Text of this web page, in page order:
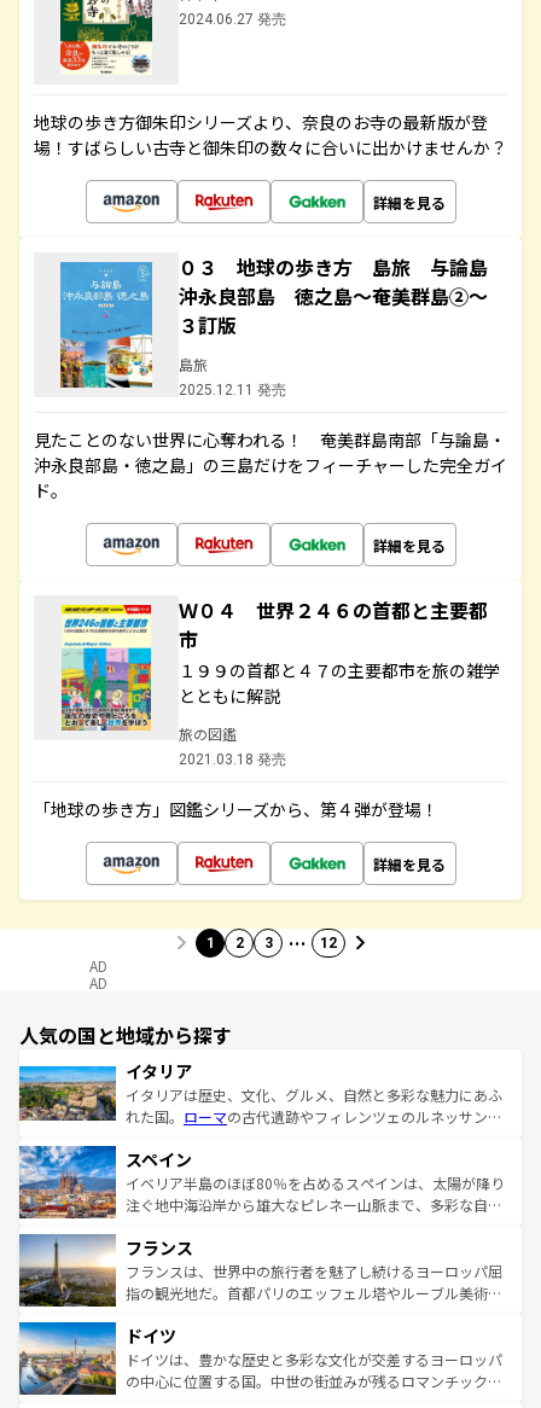
2024.06.27 発売
地球の歩き方御朱印シリーズより、奈良のお寺の最新版が登
場！すばらしい古寺と御朱印の数々に合いに出かけませんか？
詳細を見る
０３ 地球の歩き方 島旅 与論島
沖永良部島 徳之島～奄美群島②～
３訂版
島旅
2025.12.11 発売
見たことのない世界に心奪われる！ 奄美群島南部「与論島・
沖永良部島・徳之島」の三島だけをフィーチャーした完全ガイ
ド。
詳細を見る
Ｗ０４ 世界２４６の首都と主要都
市
１９９の首都と４７の主要都市を旅の雑学
とともに解説
旅の図鑑
2021.03.18 発売
「地球の歩き方」図鑑シリーズから、第４弾が登場！
詳細を見る
1 2 3 … 12
AD
AD
人気の国と地域から探す
イタリア
イタリアは歴史、文化、グルメ、自然と多彩な魅力にあふ
れた国。 ローマの古代遺跡やフィレンツェのルネッサンス
ろん、トスカーナの美しい田園風景やアマルフィ海岸の絶
景など、自然景観も見逃せない。観光の合間には、本場の
ピザやパスタなど、絶品のイタリア料理を堪能することも
ませてくれるイタリアで、忘れられない旅をしてみよう！
なお、新着のイタリア情報はコンテンツ一覧 を参照してほ
しい。
スペイン
イベリア半島のほぼ80％を占めるスペインは、太陽が降り
注ぐ地中海沿岸から雄大なピレネー山脈まで、多彩な自然
文化が根付くこの国では、情熱的なフラメンコ、熱気あふ
れる闘牛、そして美味しいタパスが生活の一部となってい
る。首都マドリードの洗練された雰囲気や、バルセロナの
の城塞都市、穏やかなビーチリゾートまで多彩な表情を見
せる。地方によって風土や気候が異なるスペインはその個
性で訪れる人を魅了する。 なお、新着のスペイン情報はコ
フランス
フランスは、世界中の旅行者を魅了し続けるヨーロッパ屈
指の観光地だ。首都パリのエッフェル塔やルーブル美術館
で、幅広い魅力が詰まっている。華麗な宮殿、歴史的な大
聖堂、美しいビーチ、そして豊かな自然が、訪れる者を心
から魅了する。また、フランスは美食の国としても知ら
ドイツ
ドイツは、豊かな歴史と多彩な文化が交差するヨーロッパ
の中心に位置する国。中世の街並みが残るロマンチック街